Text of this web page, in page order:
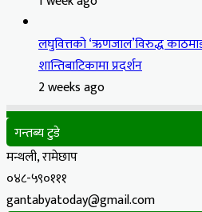
लघुवित्तको ‘ऋणजाल’विरुद्ध
शान्तिबाटिकामा प्रदर्शन
2 weeks ago
गन्तब्य टुडे
मन्थली, रामेछाप
०४८-५९०१११
gantabyatoday@gmail.com